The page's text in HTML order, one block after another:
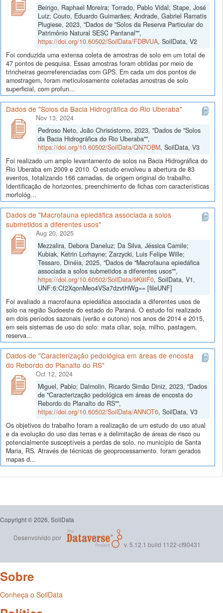
Beirigo, Raphael Moreira; Torrado, Pablo Vidal; Stape, José
Luiz; Couto, Eduardo Guimarães; Andrade, Gabriel Ramatis
Plugiese, 2023, "Dados de "Solos da Reserva Particular do
Patrimônio Natural SESC Pantanal"",
https://doi.org/10.60502/SoilData/FDBVUA, SoilData, V2
Foi conduzida uma extensa coleta de amostras de solo em um total de
47 pontos de pesquisa. Essas amostras foram obtidas por meio de
trincheiras georreferenciadas com GPS. Em cada um dos pontos de
amostragem, foram meticulosamente coletadas amostras de solo
superficial, com profun...
Dados de "Solos da Bacia Hidrográfica do Rio Uberaba"
Nov 13, 2024
Pedroso Neto, João Chrisóstomo, 2023, "Dados de "Solos
da Bacia Hidrográfica do Rio Uberaba"",
https://doi.org/10.60502/SoilData/QN7OBM, SoilData, V3
Foi realizado um amplo levantamento de solos na Bacia Hidrográfica do
Rio Uberaba em 2009 e 2010. O estudo envolveu a abertura de 83
eventos, totalizando 166 camadas, de origem original do trabalho.
Identificação de horizontes, preenchimento de fichas com características
morfológ...
Dados de "Macrofauna epiedáfica associada a solos
submetidos a diferentes usos"
Aug 20, 2025
Mezzalira, Debora Daneluz; Da Silva, Jéssica Camile;
Kubiak, Ketrin Lorhayne; Zarzycki, Luis Felipe Wille;
Tessaro, Dinéia, 2025, "Dados de "Macrofauna epiedáfica
associada a solos submetidos a diferentes usos"",
https://doi.org/10.60502/SoilData/9K9IF0, SoilData, V1,
UNF:6:Cf2XqonMeo4VSa7dzvtHWg== [fileUNF]
Foi avaliado a macrofauna epiedáfica associada a diferentes usos de
solo na região Sudoeste do estado do Paraná. O estudo foi realizado
em dois períodos sazonais (verão e outono) nos anos de 2014 e 2015,
em seis sistemas de uso do solo: mata ciliar, soja, milho, pastagem,
reserva...
Dados de "Caracterização pedológica em áreas de encosta
do Rebordo do Planalto do RS"
Oct 12, 2024
Miguel, Pablo; Dalmolin, Ricardo Simão Diniz, 2023, "Dados
de "Caracterização pedológica em áreas de encosta do
Rebordo do Planalto do RS"",
https://doi.org/10.60502/SoilData/ANNOT6, SoilData, V3
Os objetivos do trabalho foram a realização de um estudo do uso atual
e da evolução do uso das terras e a delimitação de áreas de risco ou
potencialmente susceptíveis a perdas de solo, no município de Santa
Maria, RS. Através de técnicas de geoprocessamento. foram gerados
mapas d...
Copyright © 2026, SoilData
Desenvolvido por
v. 5.12.1 build 1122-cf90431
Sobre
Conheça o SoilData